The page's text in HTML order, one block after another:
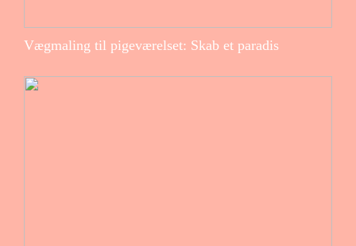
Vægmaling til pigeværelset: Skab et paradis